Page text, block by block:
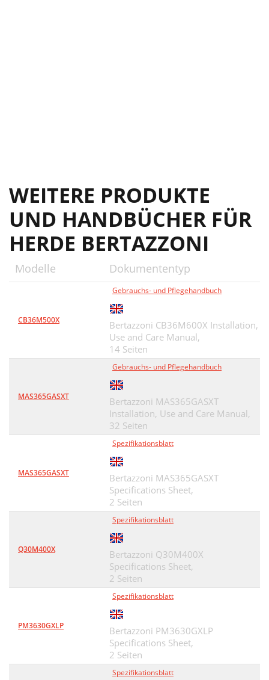
WEITERE PRODUKTE
UND HANDBÜCHER FÜR
HERDE BERTAZZONI
Modelle Dokumententyp
CB36M500X
Gebrauchs- und Pflegehandbuch
Bertazzoni CB36M600X Installation,
Use and Care Manual,
14 Seiten
MAS365GASXT
Gebrauchs- und Pflegehandbuch
Bertazzoni MAS365GASXT
Installation, Use and Care Manual,
32 Seiten
MAS365GASXT
Spezifikationsblatt
Bertazzoni MAS365GASXT
Specifications Sheet,
2 Seiten
Q30M400X
Spezifikationsblatt
Bertazzoni Q30M400X
Specifications Sheet,
2 Seiten
PM3630GXLP
Spezifikationsblatt
Bertazzoni PM3630GXLP
Specifications Sheet,
2 Seiten
Spezifikationsblatt